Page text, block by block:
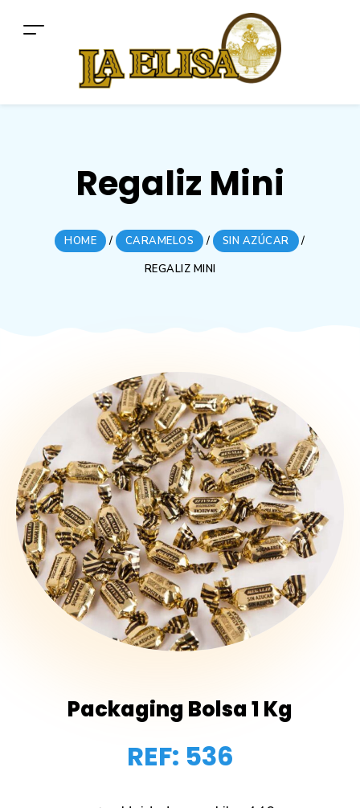
Regaliz Mini
HOME / CARAMELOS / SIN AZÚCAR
/
REGALIZ MINI
Packaging Bolsa 1 Kg
REF: 536